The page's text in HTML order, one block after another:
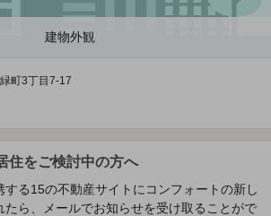
建物外観
緑町3丁目7-17
住をご検討中の方へ
する15の不動産サイトにコンフォートの新し
たら、メールでお知らせを受け取ることがで